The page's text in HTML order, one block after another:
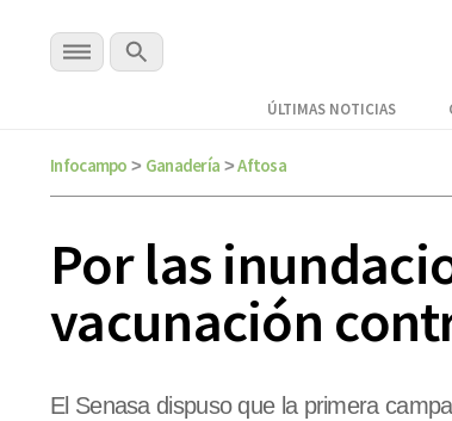
ÚLTIMAS NOTICIAS
Infocampo > Ganadería >Aftosa
Por las
vacunación
El Senasa dispuso que la primera